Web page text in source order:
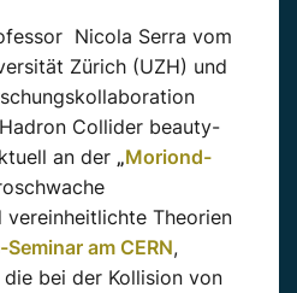
Nicola Serra vom
Zürich (UZH) und
Collider beauty-
an der „Moriond-
vereinheitlichte Theorien
am CERN,
bei der Kollision von